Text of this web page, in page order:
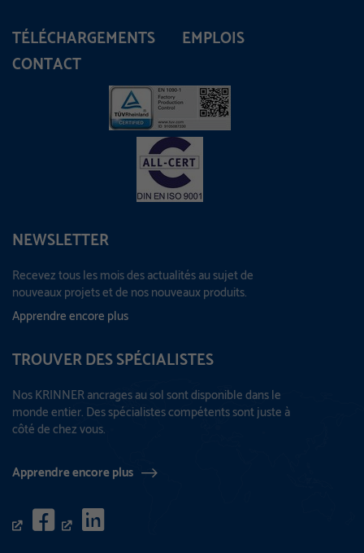
TÉLÉCHARGEMENTS
EMPLOIS
CONTACT
NEWSLETTER
Recevez tous les mois des actualités au sujet de
nouveaux projets et de nos nouveaux produits.
Apprendre encore plus
TROUVER DES SPÉCIALISTES
Nos KRINNER ancrages au sol sont disponible dans le
monde entier. Des spécialistes compétents sont juste à
côté de chez vous.
Apprendre encore plus